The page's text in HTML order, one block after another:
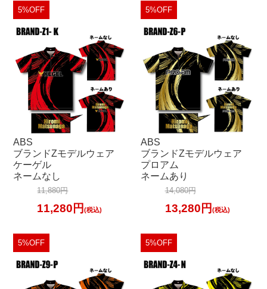
5%OFF
ABS
ブランドZモデルウェア
ケーゲル
ネームなし
11,880円
11,280円(税込)
5%OFF
ABS
ブランドZモデルウェア
プロアム
ネームあり
14,080円
13,280円 (税込)
5%OFF 5%OFF